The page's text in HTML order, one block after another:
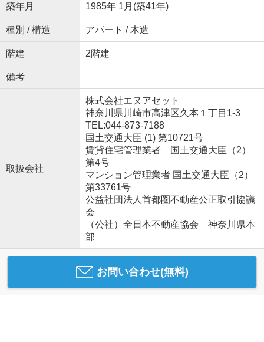
築年月 1985年 1月(築41年)
種別 / 構造 アパート / 木造
階建 2階建
備考
取扱会社
株式会社エヌアセット
神奈川県川崎市高津区久本１丁目1-3
TEL:044-873-7188
国土交通大臣 (1) 第10721号
賃貸住宅管理業者 国土交通大臣（2）
第4号
マンション管理業者 国土交通大臣（2）
第33761号
公益社団法人首都圏不動産公正取引協議
会
（公社）全日本不動産協会 神奈川県本
部
お問い合わせ(無料)